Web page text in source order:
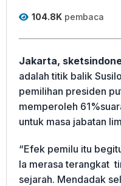
104.8K pembaca
Jakarta,
adalah titik balik
pemilihan presiden
memperoleh
untuk masa jabatan
“Efek pemilu itu
Ia merasa terangkat
sejarah. Mendadak